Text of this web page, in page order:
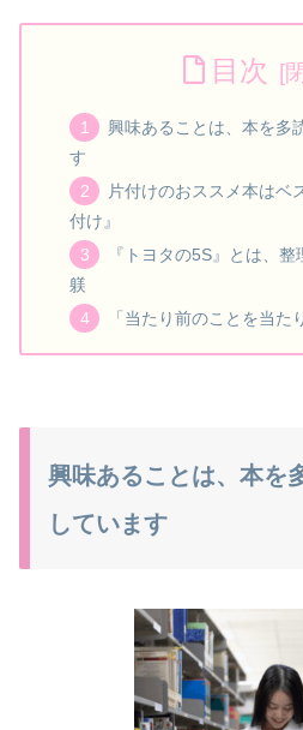
目次
興味あることは、本を多
す
片付けのおススメ本はベ
付け』
『トヨタの5S』とは、整
躾
「当たり前のことを当た
興味あることは、本を
しています